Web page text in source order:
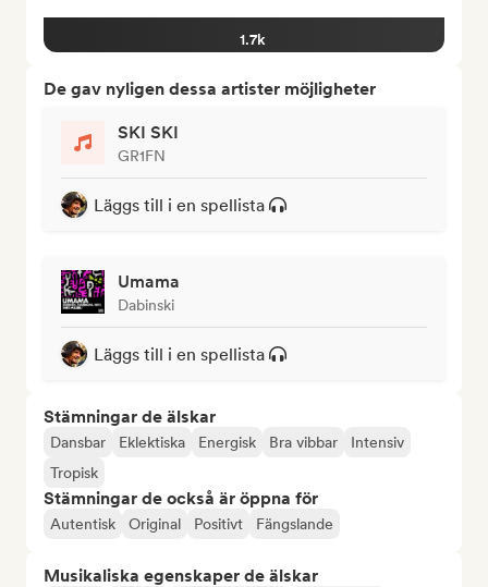
1.7k
De gav nyligen dessa artister möjligheter
SKI SKI
GR1FN
Läggs till i en spellista
Umama
Dabinski
Läggs till i en spellista
Stämningar de älskar
Dansbar Eklektiska Energisk Bra vibbar
Intensiv
Tropisk
Stämningar de också är öppna för
Autentisk Original Positivt Fängslande
Musikaliska egenskaper de älskar